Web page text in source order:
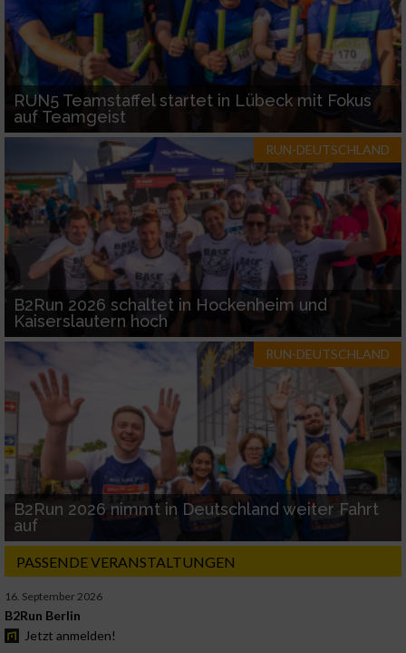
RUN5 Teamstaffel startet in Lübeck mit Fokus
auf Teamgeist
RUN-DEUTSCHLAND
B2Run 2026 schaltet in Hockenheim und
Kaiserslautern hoch
RUN-DEUTSCHLAND
B2Run 2026 nimmt in Deutschland weiter Fahrt
auf
PASSENDE VERANSTALTUNGEN
16. September 2026
B2Run Berlin
Jetzt anmelden!